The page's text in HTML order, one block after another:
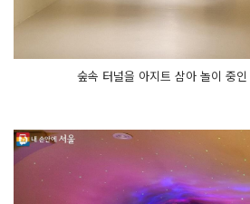
숲속 터널을 아지트 삼아 놀이 중